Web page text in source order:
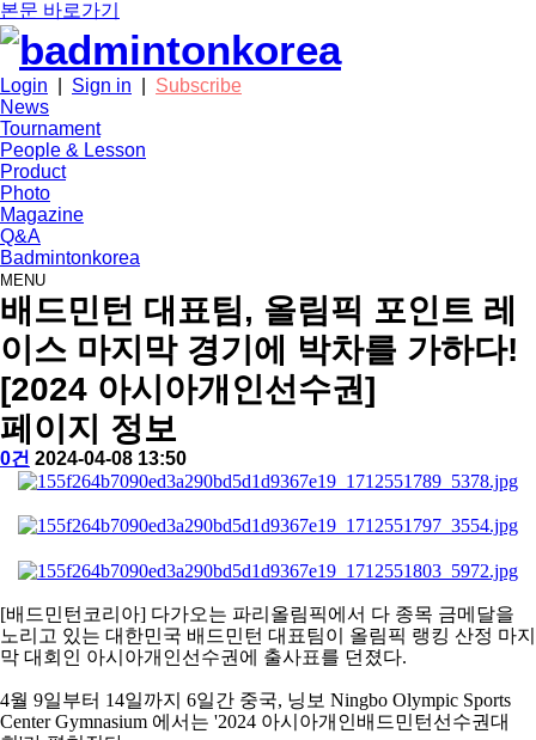
본문 바로가기
Login Sign in
Subscribe
News
Tournament
People & Lesson
Product
Photo
Magazine
Q&A
Badmintonkorea
MENU
news
배드민턴 대표팀, 올림픽 포인트 레
이스 마지막 경기에 박차를 가하다!
[2024 아시아개인선수권]
페이지 정보
작
배
댓
0건 작
성
2024-04-08 13:50
본
문
[배드민턴코리아] 다가오는 파리올림픽에서 다 종목 금메달을
노리고 있는 대한민국 배드민턴 대표팀이 올림픽 랭킹 산정 마지
막 대회인 아시아개인선수권에 출사표를 던졌다.
4월 9일부터 14일까지 6일간 중국, 닝보 Ningbo Olympic Sports
Center Gymnasium 에서는 '2024 아시아개인배드민턴선수권대